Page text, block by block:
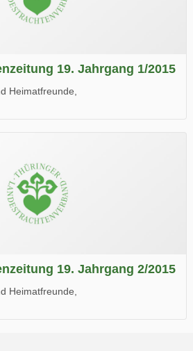
19. Jahrgang 1/2015
Heimatfreunde,
beim Lesen.
19. Jahrgang 2/2015
Heimatfreunde,